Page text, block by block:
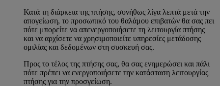
Κατά τη διάρκεια της πτήσης, συνήθως λίγα λεπτά μετά την
απογείωση, το προσωπικό του θαλάμου επιβατών θα σας πει
πότε μπορείτε να απενεργοποιήσετε τη λειτουργία πτήσης
και να αρχίσετε να χρησιμοποιείτε υπηρεσίες μετάδοσης
ομιλίας και δεδομένων στη συσκευή σας.
Προς το τέλος της πτήσης σας, θα σας ενημερώσει και πάλι
πότε πρέπει να ενεργοποιήσετε την κατάσταση λειτουργίας
πτήσης για την προσγείωση.